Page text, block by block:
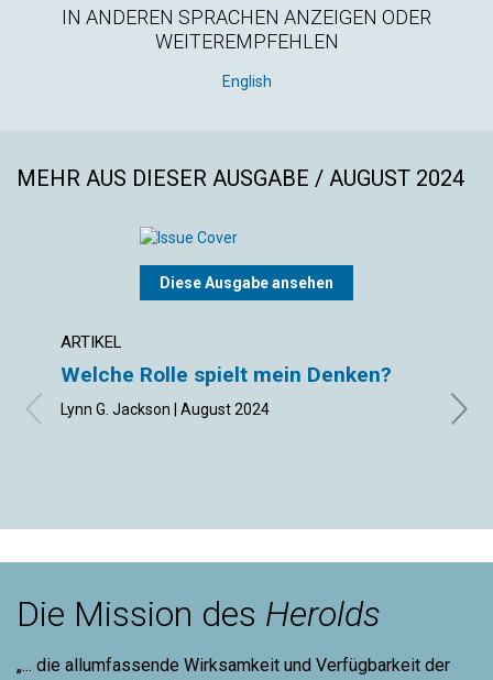
IN ANDEREN SPRACHEN ANZEIGEN ODER
WEITEREMPFEHLEN
English
MEHR AUS DIESER AUSGABE / AUGUST 2024
Diese Ausgabe ansehen
ARTIKEL
Welche Rolle spielt mein Denken?
Lynn G. Jackson | August 2024
Die Mission des Herolds
„... die allumfassende Wirksamkeit und Verfügbarkeit der